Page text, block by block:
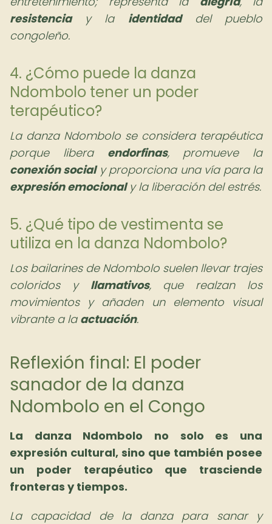
resistenciay la identidaddel pueblo
congoleño.
4. ¿Cómo puede la danza
Ndombolo tener un poder
terapéutico?
La danza Ndombolo se considera terapéutica
porque libera endorfinas, promueve la
conexión socialy proporciona una vía para la
expresión emocionaly la liberación del estrés.
5. ¿Qué tipo de vestimenta se
utiliza en la danza Ndombolo?
Los bailarines de Ndombolo suelen llevar trajes
coloridos y llamativos, que realzan los
movimientos y añaden un elemento visual
vibrante a la actuación.
Reflexión final: El poder
sanador de la danza
Ndombolo en el Congo
La danza Ndombolo no solo es una
expresión cultural, sino que también posee
un poder terapéutico que trasciende
fronteras y tiempos.
La capacidad de la danza para sanar y